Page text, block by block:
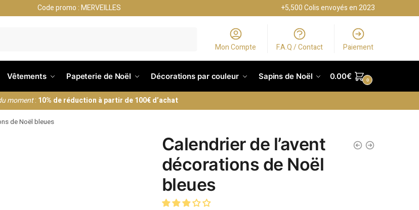
Code promo : MERVEILLES +5,500 Colis envoyés en 2023
Mon Compte F.A.Q / Contact Paiement
Vêtements Papeterie de Noël Décorations par couleur Sapins de Noël 0.00€ 0
moment: 10% de réduction à partir de 100€ d’achat
de Noël bleues
Calendrier de l’avent
décorations de Noël
bleues